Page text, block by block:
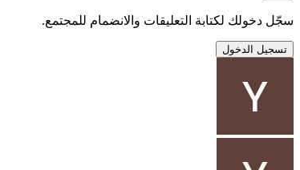
سجّل دخولك لكتابة التعليقات والانضمام للمجتمع.
تسجيل الدخول